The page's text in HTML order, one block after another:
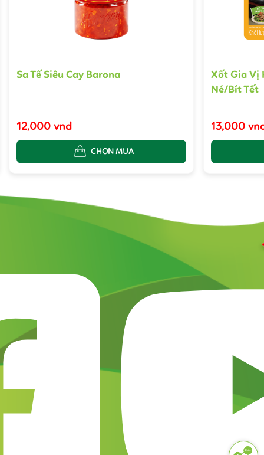
Sa Tế Siêu Cay Barona
12,000 vnd
CHỌN MUA
Xốt Gia Vị
Né/Bít Tết
13,000